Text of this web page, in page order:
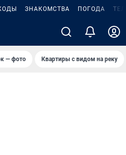
ЗНАКОМСТВА ПОГОДА
— фото Квартиры с видом на реку